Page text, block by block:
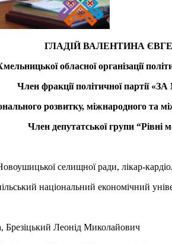
ГЛАДІЙ ВАЛЕНТИНА
обласної організації
Член фракціїполітичної партії
розвитку, міжнародного та
Член депутатської групи “Рівні
селищної ради, лікар-
національний економічний
Брезіцький Леонід Миколайович